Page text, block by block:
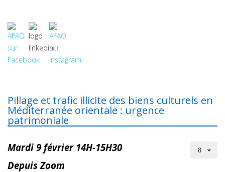
Pillage et trafic illicite des biens culturels en
Méditerranée orientale : urgence
patrimoniale
Mardi 9 février 14H-15H30
Depuis Zoom